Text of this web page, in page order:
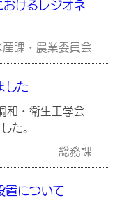
おけるレジオネ
産課・農業委員会
した
和・衛生工学会
た。
総務課
置について